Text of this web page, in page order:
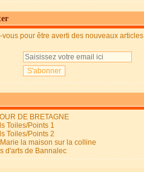
vous pour être averti des nouveaux articles
DE BRETAGNE
Toiles/Points 1
Toiles/Points 2
la maison sur la colline
d'arts de Bannalec